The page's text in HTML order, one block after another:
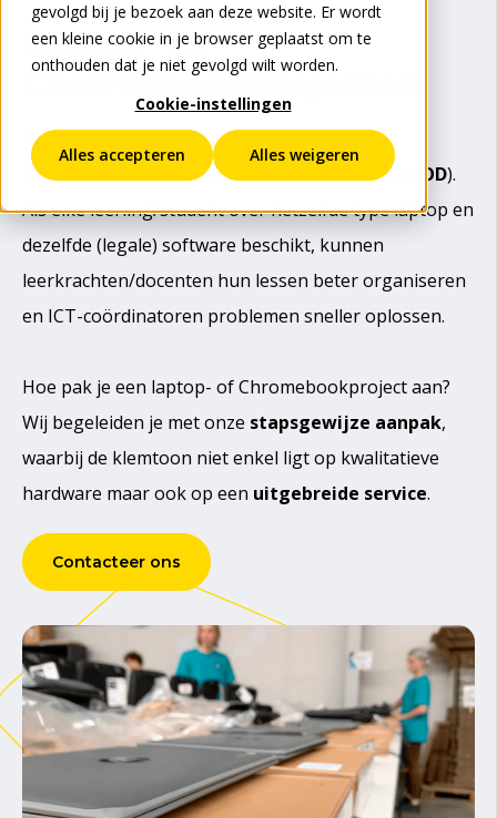
gevolgd bij je bezoek aan deze website. Er wordt
een kleine cookie in je browser geplaatst om te
onthouden dat je niet gevolgd wilt worden.
Cookie-instellingen
Alles accepteren Alles weigeren
Laptop- en
Chromebookprojecten
Signpost is gespecialiseerd in
Chromebookprojecten(ook wel bekend als BYOD).
Als elke leerling/student over hetzelfde type laptop en
dezelfde (legale) software beschikt, kunnen
leerkrachten/docenten hun lessen beter organiseren
en ICT-coördinatoren problemen sneller oplossen.
Hoe pak je een laptop- of Chromebookproject aan?
Wij begeleiden je met onze stapsgewijze aanpak,
waarbij de klemtoon niet enkel ligt op kwalitatieve
hardware maar ook op een uitgebreide service.
Contacteer ons